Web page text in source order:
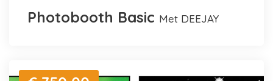
Photobooth Basic met DEEJAY